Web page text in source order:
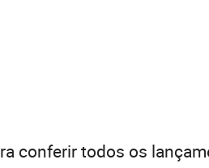
conferir todos os